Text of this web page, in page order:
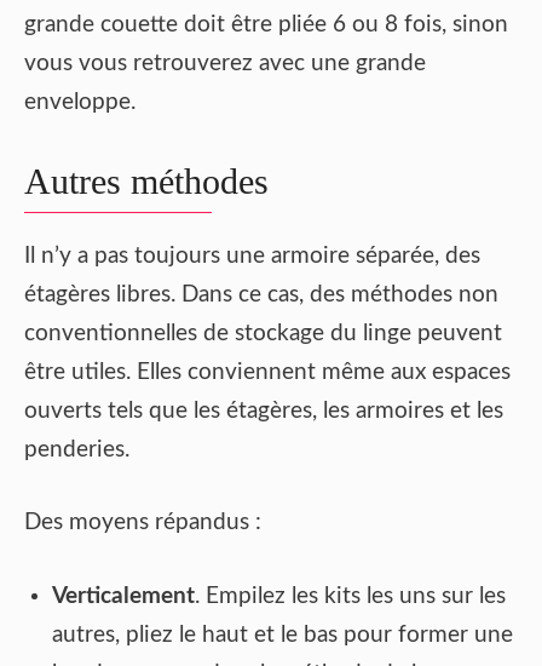
grande couette doit être pliée 6 ou 8 fois, sinon
vous vous retrouverez avec une grande
enveloppe.
Autres méthodes
Il n’y a pas toujours une armoire séparée, des
étagères libres. Dans ce cas, des méthodes non
conventionnelles de stockage du linge peuvent
être utiles. Elles conviennent même aux espaces
ouverts tels que les étagères, les armoires et les
penderies.
Des moyens répandus :
Verticalement. Empilez les kits les uns sur les
autres, pliez le haut et le bas pour former une